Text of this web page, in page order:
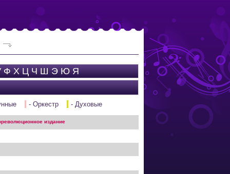
Ф Х Ц Ч Ш Э Ю Я
- Оркестр - Духовые
издание